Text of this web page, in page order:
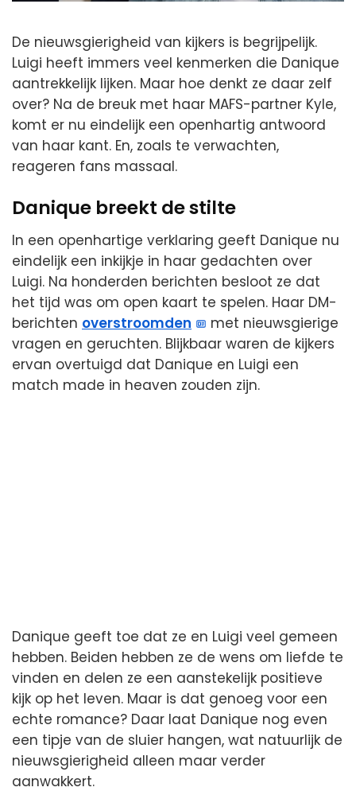
De nieuwsgierigheid van kijkers is begrijpelijk.
Luigi heeft immers veel kenmerken die Danique
aantrekkelijk lijken. Maar hoe denkt ze daar zelf
over? Na de breuk met haar MAFS-partner Kyle,
komt er nu eindelijk een openhartig antwoord
van haar kant. En, zoals te verwachten,
reageren fans massaal.
Danique breekt de stilte
In een openhartige verklaring geeft Danique nu
eindelijk een inkijkje in haar gedachten over
Luigi. Na honderden berichten besloot ze dat
het tijd was om open kaart te spelen. Haar DM-
berichten overstroomden
met nieuwsgierige
vragen en geruchten. Blijkbaar waren de kijkers
ervan overtuigd dat Danique en Luigi een
match made in heaven zouden zijn.
Danique geeft toe dat ze en Luigi veel gemeen
hebben. Beiden hebben ze de wens om liefde te
vinden en delen ze een aanstekelijk positieve
kijk op het leven. Maar is dat genoeg voor een
echte romance? Daar laat Danique nog even
een tipje van de sluier hangen, wat natuurlijk de
nieuwsgierigheid alleen maar verder
aanwakkert.